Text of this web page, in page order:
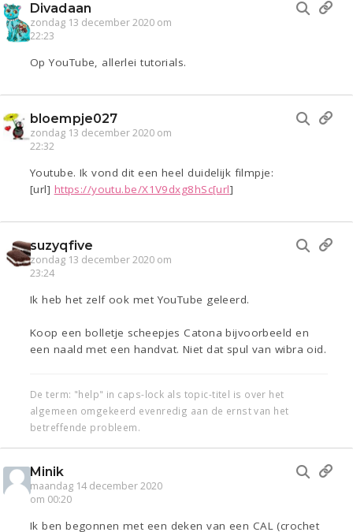
Divadaan
zondag 13 december 2020 om
22:23
Op YouTube, allerlei tutorials.
bloempje027
zondag 13 december 2020 om
22:32
Youtube. Ik vond dit een heel duidelijk filmpje:
[url] https://youtu.be/X1V9dxg8hSc[url]
suzyqfive
zondag 13 december 2020 om
23:24
Ik heb het zelf ook met YouTube geleerd.
Koop een bolletje scheepjes Catona bijvoorbeeld en
een naald met een handvat. Niet dat spul van wibra oid.
De term: "help" in caps-lock als topic-titel is over het
algemeen omgekeerd evenredig aan de ernst van het
betreffende probleem.
Minik
maandag 14 december 2020
om 00:20
Ik ben begonnen met een deken van een CAL (crochet